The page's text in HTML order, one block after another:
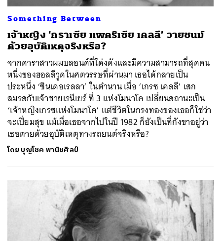
Something Between
เจ้าหญิง ‘กราเซีย แพตริเซีย เคลลี’ วายชนม์
ด้วยอุบัติเหตุจริงหรือ?
จากดาราสาวผมบลอนด์ที่โด่งดังและมีความสามารถที่สุดคน
หนึ่งของฮอลลีวูดในศตวรรษที่ผ่านมา เธอได้กลายเป็น
ประหนึ่ง ‘ซินเดอเรลลา’ ในตำนาน เมื่อ ‘เกรซ เคลลี’ เสก
สมรสกับเจ้าชายเรนีเยร์ ที่ 3 แห่งโมนาโค เปลี่ยนสถานะเป็น
‘เจ้าหญิงเกรซแห่งโมนาโค’ แต่ชีวิตในกรงทองของเธอก็ใช่ว่า
จะเปี่ยมสุข แม้เมื่อเธอจากไปในปี 1982 ก็ยังเป็นที่กังขาอยู่ว่า
เธอตายด้วยอุบัติเหตุทางรถยนต์จริงหรือ?
โดย บุญโชค พานิชศิลป์